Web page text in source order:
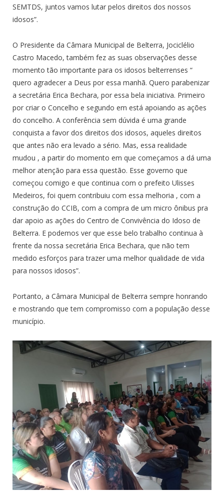
SEMTDS, juntos vamos lutar pelos direitos dos nossos
idosos”.
O Presidente da Câmara Municipal de Belterra, Jociclélio
Castro Macedo, também fez as suas observações desse
momento tão importante para os idosos belterrenses “
quero agradecer a Deus por essa manhã. Quero parabenizar
a secretária Erica Bechara, por essa bela iniciativa. Primeiro
por criar o Concelho e segundo em está apoiando as ações
do concelho. A conferência sem dúvida é uma grande
conquista a favor dos direitos dos idosos, aqueles direitos
que antes não era levado a sério. Mas, essa realidade
mudou , a partir do momento em que começamos a dá uma
melhor atenção para essa questão. Esse governo que
começou comigo e que continua com o prefeito Ulisses
Medeiros, foi quem contribuiu com essa melhoria , com a
construção do CCIB, com a compra de um micro ônibus pra
dar apoio as ações do Centro de Convivência do Idoso de
Belterra. E podemos ver que esse belo trabalho continua à
frente da nossa secretária Erica Bechara, que não tem
medido esforços para trazer uma melhor qualidade de vida
para nossos idosos”.
Portanto, a Câmara Municipal de Belterra sempre honrando
e mostrando que tem compromisso com a população desse
município.